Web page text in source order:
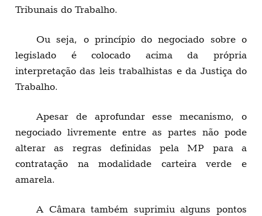
Tribunais do Trabalho.
Ou seja, o princípio do negociado sobre o
legislado é colocado acima da própria
interpretação das leis trabalhistas e da Justiça do
Trabalho.
Apesar de aprofundar esse mecanismo, o
negociado livremente entre as partes não pode
alterar as regras definidas pela MP para a
contratação na modalidade carteira verde e
amarela.
A Câmara também suprimiu alguns pontos